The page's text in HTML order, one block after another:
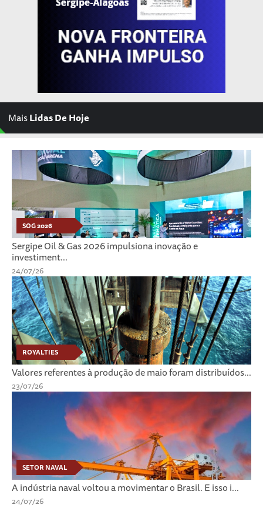
MaisLidas De Hoje
SOG 2026
Sergipe Oil & Gas 2026 impulsiona inovação e
investiment...
24/07/26
ROYALTIES
Valores referentes à produção de maio foram distribuídos...
23/07/26
SETOR NAVAL
A indústria naval voltou a movimentar o Brasil. E isso i...
24/07/26